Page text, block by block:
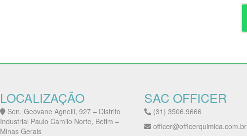
LOCALIZAÇÃO
Sen. Geovane Agnelli, 927 – Distrito
Industrial Paulo Camilo Norte, Betim –
Minas Gerais
SAC OFFICER
(31) 3506.9666
officer@officerquimica.com.br